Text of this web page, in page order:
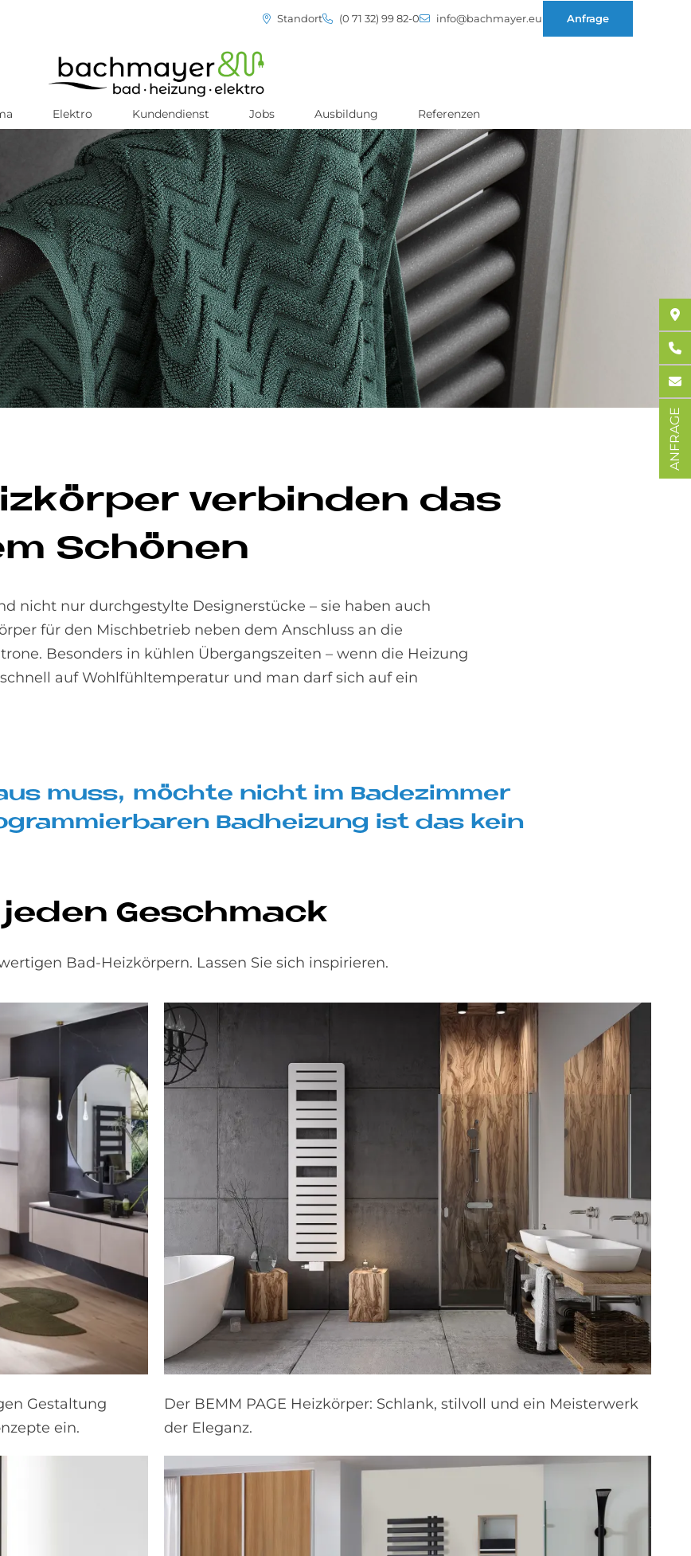
Standort (0 71 32) 99 82-0 info@bachmayer.eu Anfrage
Elektro Kundendienst Jobs Ausbildung Referenzen
ver­bin­den das
Schö­nen
nicht nur durchgestylte Designerstücke – sie haben auch
für den Mischbetrieb neben dem Anschluss an die
Besonders in kühlen Übergangszeiten – wenn die Heizung
auf Wohlfühltemperatur und man darf sich auf ein
muss, möch­te nicht im Ba­de­zim­mer
Bad­hei­zung ist das kein
Ge­schmack
Bad-Heizkörpern. Lassen Sie sich inspirieren.
Gestaltung
ein.
Der BEMM PAGE Heizkörper: Schlank, stilvoll und ein Meisterwerk
der Eleganz.
ANFRAGE